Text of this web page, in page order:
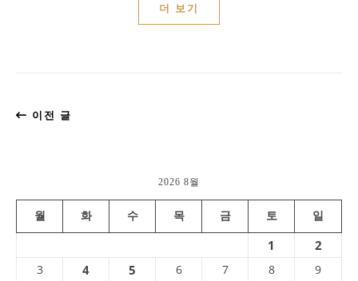
더 보기
이전 글
2026 8월
월 화 수 목 금 토 일
1 2
3 4 5 6 7 8
9